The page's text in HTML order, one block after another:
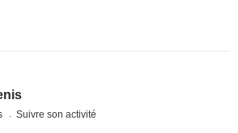
Suivre son activité